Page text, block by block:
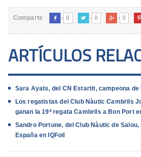
Comparte  0  0  0 
ARTÍCULOS
Sara Ayats, del CN Estartit, campeona de
Los regatistas del Club Nàutic Cambrils
ganan la 19ª regata Cambrils a Bon Port
Sandro Portune, del Club Nàutic de
España en IQFoil